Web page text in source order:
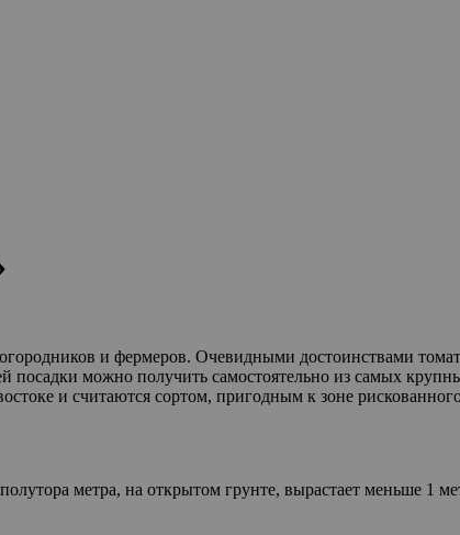
и фермеров. Очевидными достоинствами
посадки можно получить самостоятельно из самых
и считаются сортом, пригодным к зоне
метра, на открытом грунте, вырастает меньше 1